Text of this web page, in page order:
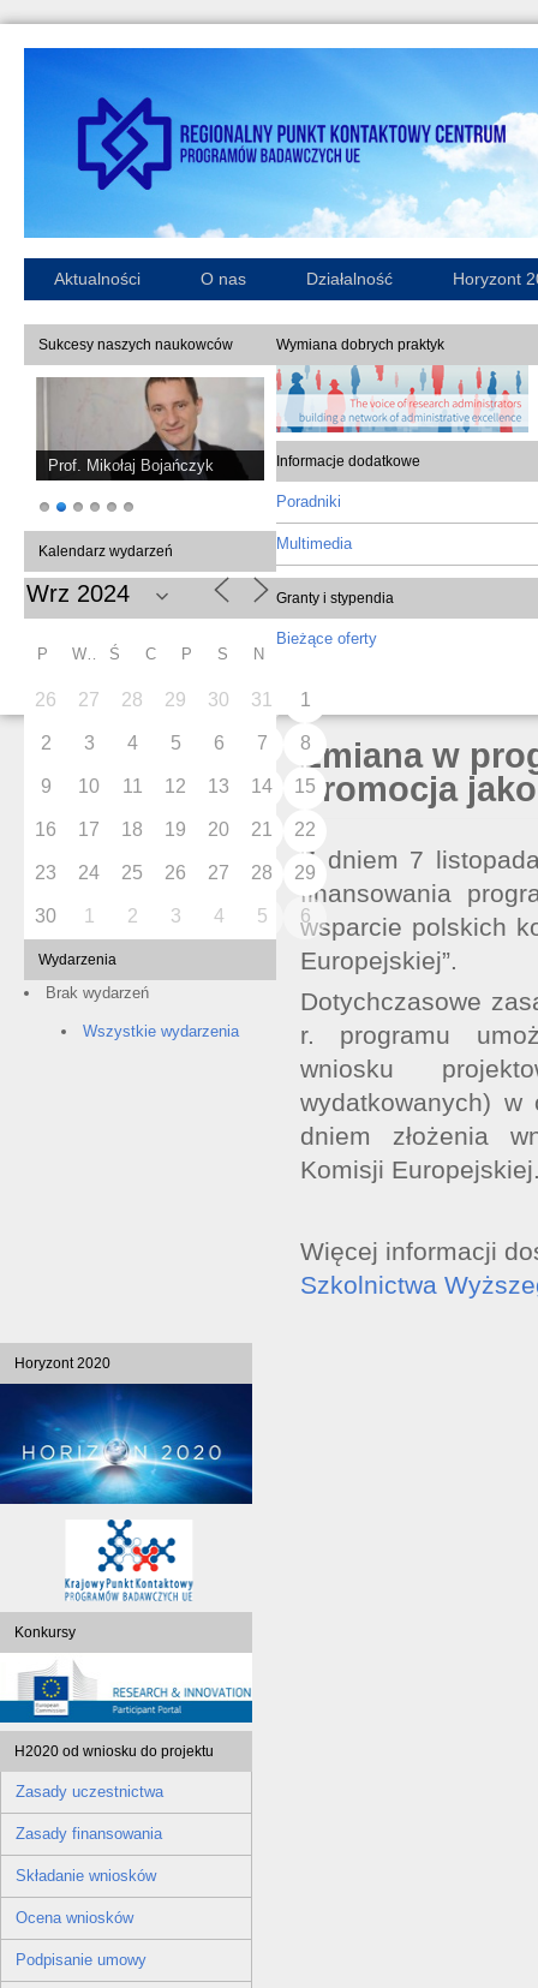
Aktualności O nas Działalność Horyzont
Sukcesy naszych naukowców
Prof. Mikołaj Bojańczyk
Kalendarz wydarzeń
P Ś C P S N
26 27 28 29 30 31 1
2 3 4 5 6 7 8
9 10 11 12 13 14 15
16 17 18 19 20 21 22
23 24 25 26 27 28 29
30 1 2 3 4 5 6
Wydarzenia
Brak wydarzeń
Wszystkie wydarzenia
Wymiana dobrych praktyk
Informacje dodatkowe
Poradniki
Multimedia
Granty i stypendia
Bieżące oferty
Zmiana w
promocja
Z dniem 7
finansowania
wsparcie polskich
Europejskiej”.
Dotychczasowe
r. programu
wniosku
wydatkowanych)
dniem złożenia
Komisji
Więcej informacji
Szkolnictwa
Horyzont 2020
Konkursy
H2020 od wniosku do projektu
Zasady uczestnictwa
Zasady finansowania
Składanie wniosków
Ocena wniosków
Podpisanie umowy